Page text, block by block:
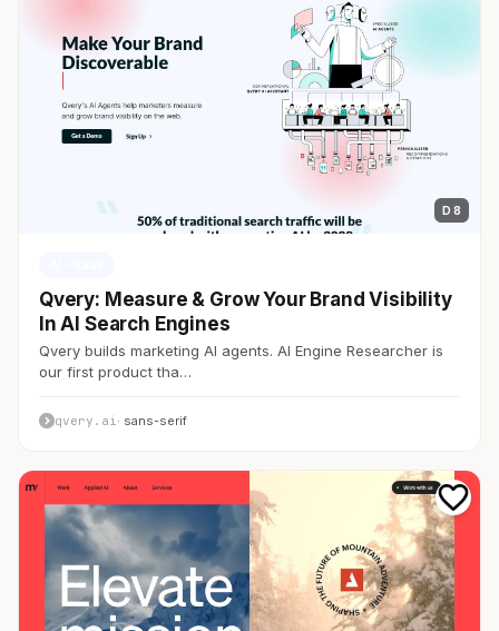
D 8
Qvery: Measure & Grow Your Brand Visibility
In AI Search Engines
Qvery builds marketing AI agents. AI Engine Researcher is
our first product tha…
qvery.ai · sans-serif